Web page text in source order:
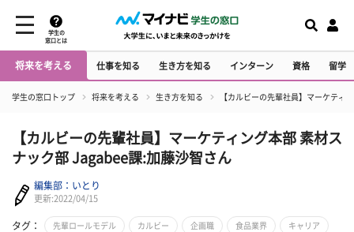
学生の
窓口とは
将来を考える 仕事を知る 生き方を知る インターン 資格 留学
学生の窓口トップ 将来を考える 生き方を知る 【カルビーの先輩社員】マーケティ
【カルビーの先輩社員】マーケティング本部 素材ス
ナック部 Jagabee課:加藤沙智さん
編集部：いとり
更新:2022/04/15
タグ： 先輩ロールモデル カルビー 企画職 食品業界 キャリア